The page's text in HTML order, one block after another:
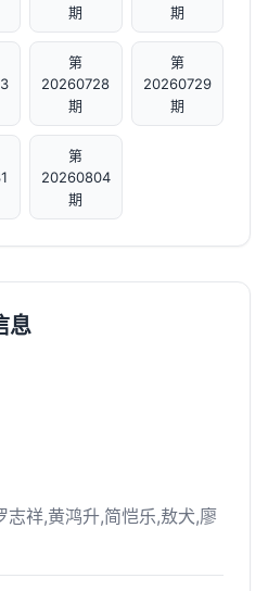
期
期
第
20260728
期
第
20260729
期
第
20260804
期
息
志祥,黄鸿升,简恺乐,敖犬,廖